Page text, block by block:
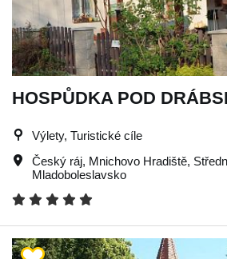
HOSPŮDKA POD
Výlety, Turistické cíle
Český ráj, Mnichovo Hradiště,
Mladoboleslavsko